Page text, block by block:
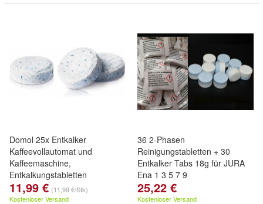
Domol 25x Entkalker
Kaffeevollautomat und
Kaffeemaschine,
Entkalkungstabletten
11,99 € (11,99 €/Stk)
Kostenloser Versand
36 2-Phasen
Reinigungstabletten + 30
Entkalker Tabs 18g für JURA
Ena 1 3 5 7 9
25,22 €
Kostenloser Versand